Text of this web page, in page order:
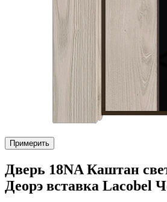
Примерить
Дверь 18NA Каштан
Деорэ вставка Lacobel